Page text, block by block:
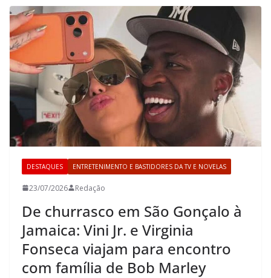
DESTAQUES ENTRETENIMENTO E BASTIDORES DA TV E NOVELAS
23/07/2026 Redação
De churrasco em São Gonçalo à
Jamaica: Vini Jr. e Virginia
Fonseca viajam para encontro
com família de Bob Marley